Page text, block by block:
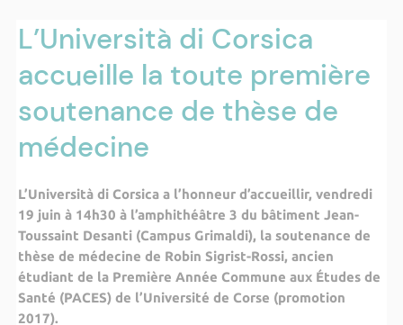
L’Università di Corsica
accueille la toute première
soutenance de thèse de
médecine
L’Università di Corsica a l’honneur d’accueillir, vendredi
19 juin à 14h30 à l’amphithéâtre 3 du bâtiment Jean-
Toussaint Desanti (Campus Grimaldi), la soutenance de
thèse de médecine de Robin Sigrist-Rossi, ancien
étudiant de la Première Année Commune aux Études de
Santé (PACES) de l’Université de Corse (promotion
2017).